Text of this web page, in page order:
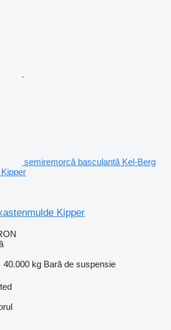
semiremorcă basculantă Kel-Berg
Kipper
40.000 kg Bară de suspensie